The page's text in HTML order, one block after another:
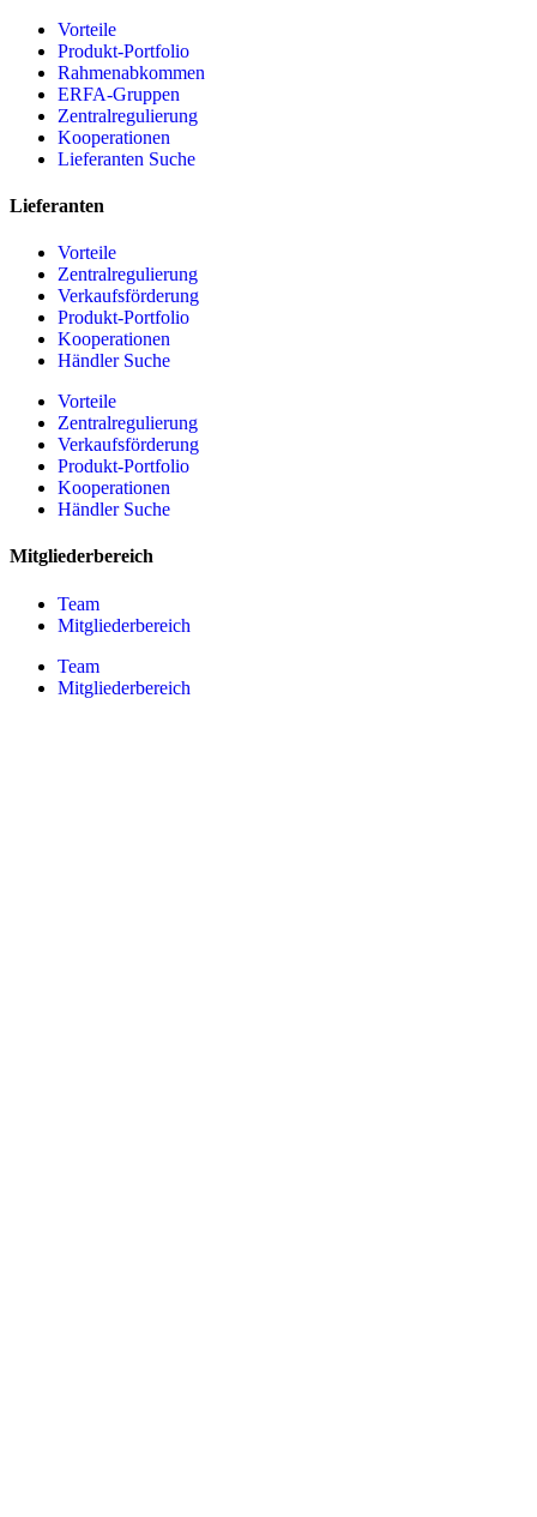
Vorteile
Produkt-Portfolio
Rahmenabkommen
ERFA-Gruppen
Zentralregulierung
Kooperationen
Lieferanten Suche
Lieferanten
Vorteile
Zentralregulierung
Verkaufsförderung
Produkt-Portfolio
Kooperationen
Händler Suche
Vorteile
Zentralregulierung
Verkaufsförderung
Produkt-Portfolio
Kooperationen
Händler Suche
Mitgliederbereich
Team
Mitgliederbereich
Team
Mitgliederbereich